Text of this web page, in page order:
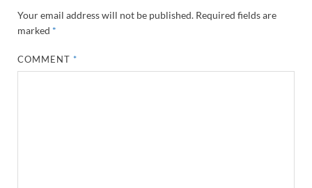
Your email address will not be published. Required fields are
marked *
COMMENT*